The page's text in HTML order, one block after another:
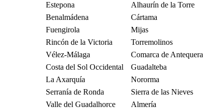
Estepona
Alhaurín de la Torre
Benalmádena
Cártama
Fuengirola
Mijas
Rincón de la Victoria
Torremolinos
Vélez-Málaga
Comarca de Antequera
Costa del Sol Occidental
Guadalteba
La Axarquía
Nororma
Serranía de Ronda
Sierra de las Nieves
Valle del Guadalhorce
Almería